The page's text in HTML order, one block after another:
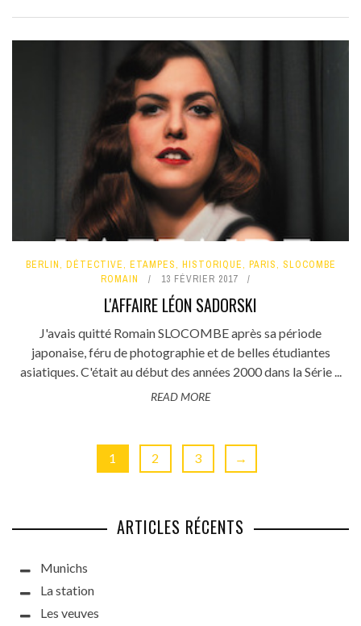
BERLIN, DÉTECTIVE, ETAMPES, HISTORIQUE, PARIS, SLOCOMBE
ROMAIN
13 FÉVRIER 2017
L'AFFAIRE LÉON SADORSKI
J'avais quitté Romain SLOCOMBE après sa période
japonaise, féru de photographie et de belles étudiantes
asiatiques. C'était au début des années 2000 dans la Série ...
READ MORE
1 2 3 →
ARTICLES RÉCENTS
Munichs
La station
Les veuves